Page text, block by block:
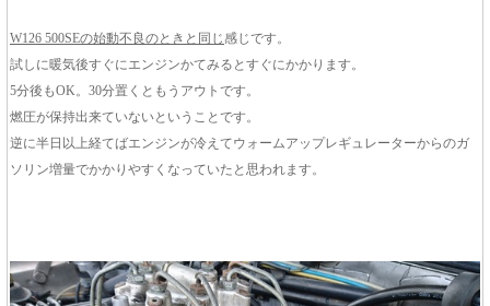
W126 500SEの始動不良のときと同じ感じです。
試しに暖気後すぐにエンジンかてみるとすぐにかかります。
5分後もOK。30分置くともうアウトです。
燃圧が保持出来ていないということです。
逆に半日以上経てばエンジンが冷えてウォームアップレギュレーターからのガ
ソリン増量でかかりやすくなっていたと思われます。